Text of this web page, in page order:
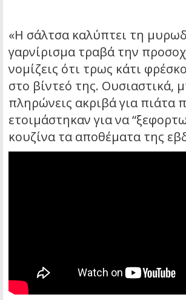
«Η σάλτσα καλύπτει τη
γαρνίρισμα τραβά την
νομίζεις ότι τρως κάτι
στο βίντεό της. Ουσιαστικά,
πληρώνεις ακριβά για πιάτα
ετοιμάστηκαν για να
κουζίνα τα αποθέματα της